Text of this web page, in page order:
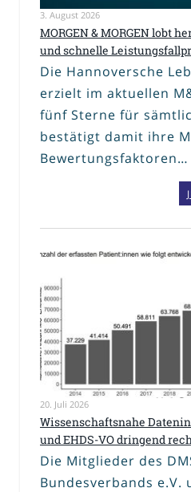
3. August 2026
MORGEN & MORGEN lobt
und schnelle
Die Hannoversche
erzielt im aktuellen
fünf Sterne für
bestätigt damit ihre
Bewertungsfaktoren…
20. Juli 2026
Wissenschaftsnahe
und EHDS-VO dringend
Die Mitglieder des
Bundesverbands e.V.